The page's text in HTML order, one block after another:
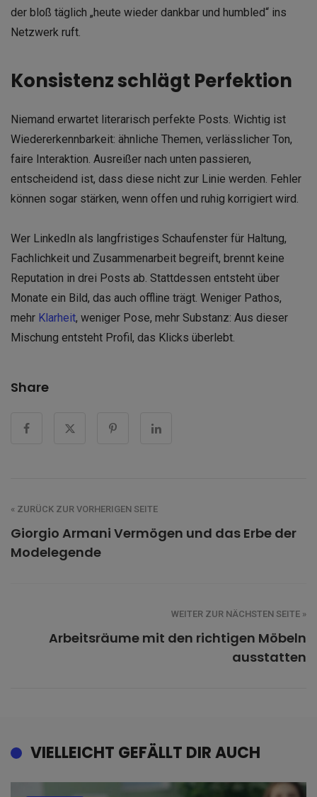
der bloß täglich „heute wieder dankbar und humbled“ ins
Netzwerk ruft.
Konsistenz schlägt Perfektion
Niemand erwartet literarisch perfekte Posts. Wichtig ist
Wiedererkennbarkeit: ähnliche Themen, verlässlicher Ton,
faire Interaktion. Ausreißer nach unten passieren,
entscheidend ist, dass diese nicht zur Linie werden. Fehler
können sogar stärken, wenn offen und ruhig korrigiert wird.
Wer LinkedIn als langfristiges Schaufenster für Haltung,
Fachlichkeit und Zusammenarbeit begreift, brennt keine
Reputation in drei Posts ab. Stattdessen entsteht über
Monate ein Bild, das auch offline trägt. Weniger Pathos,
mehr Klarheit, weniger Pose, mehr Substanz: Aus dieser
Mischung entsteht Profil, das Klicks überlebt.
Share
« ZURÜCK ZUR VORHERIGEN SEITE
Giorgio Armani Vermögen und das Erbe der
Modelegende
WEITER ZUR NÄCHSTEN SEITE »
Arbeitsräume mit den richtigen Möbeln
ausstatten
VIELLEICHT GEFÄLLT DIR AUCH